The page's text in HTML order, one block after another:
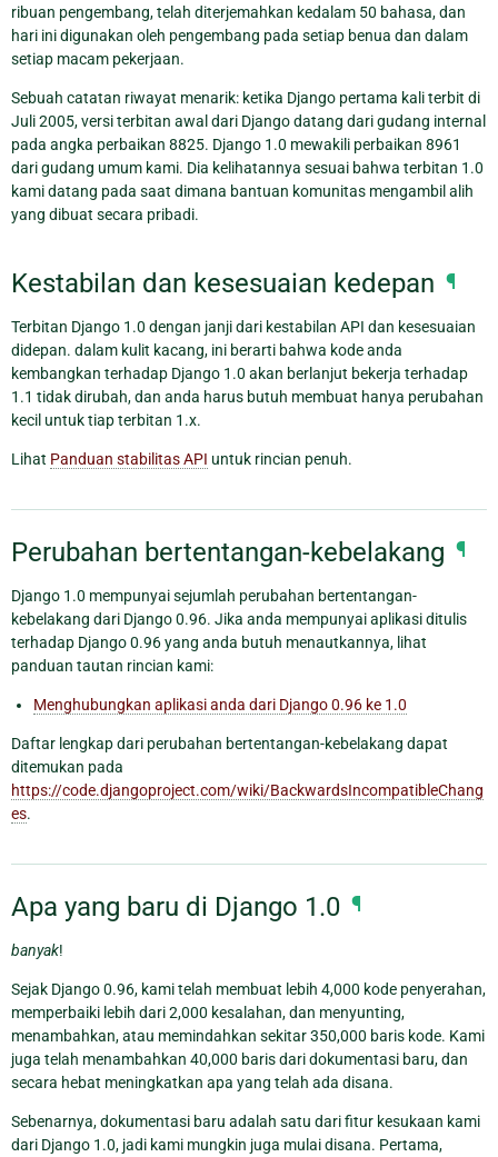
ribuan pengembang, telah diterjemahkan kedalam 50 bahasa, dan
hari ini digunakan oleh pengembang pada setiap benua dan dalam
setiap macam pekerjaan.
Sebuah catatan riwayat menarik: ketika Django pertama kali terbit di
Juli 2005, versi terbitan awal dari Django datang dari gudang internal
pada angka perbaikan 8825. Django 1.0 mewakili perbaikan 8961
dari gudang umum kami. Dia kelihatannya sesuai bahwa terbitan 1.0
kami datang pada saat dimana bantuan komunitas mengambil alih
yang dibuat secara pribadi.
Kestabilan dan kesesuaian kedepan ¶
Terbitan Django 1.0 dengan janji dari kestabilan API dan kesesuaian
didepan. dalam kulit kacang, ini berarti bahwa kode anda
kembangkan terhadap Django 1.0 akan berlanjut bekerja terhadap
1.1 tidak dirubah, dan anda harus butuh membuat hanya perubahan
kecil untuk tiap terbitan 1.x.
Lihat Panduan stabilitas API untuk rincian penuh.
Perubahan bertentangan-kebelakang ¶
Django 1.0 mempunyai sejumlah perubahan bertentangan-
kebelakang dari Django 0.96. Jika anda mempunyai aplikasi ditulis
terhadap Django 0.96 yang anda butuh menautkannya, lihat
panduan tautan rincian kami:
Menghubungkan aplikasi anda dari Django 0.96 ke 1.0
Daftar lengkap dari perubahan bertentangan-kebelakang dapat
ditemukan pada
https://code.djangoproject.com/wiki/BackwardsIncompatibleChang
es.
Apa yang baru di Django 1.0 ¶
banyak!
Sejak Django 0.96, kami telah membuat lebih 4,000 kode penyerahan,
memperbaiki lebih dari 2,000 kesalahan, dan menyunting,
menambahkan, atau memindahkan sekitar 350,000 baris kode. Kami
juga telah menambahkan 40,000 baris dari dokumentasi baru, dan
secara hebat meningkatkan apa yang telah ada disana.
Sebenarnya, dokumentasi baru adalah satu dari fitur kesukaan kami
dari Django 1.0, jadi kami mungkin juga mulai disana. Pertama,